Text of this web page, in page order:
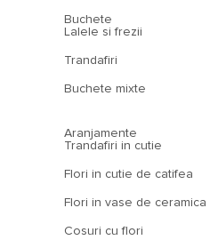
Buchete
Lalele si frezii
Trandafiri
Buchete mixte
Aranjamente
Trandafiri in cutie
Flori in cutie de catifea
Flori in vase de ceramica
Cosuri cu flori